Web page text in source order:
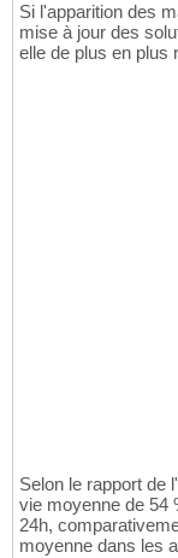
Si l'apparition des
mise à jour des
elle de plus en plus
Selon le rapport de
vie moyenne de 54
24h,
moyenne dans les